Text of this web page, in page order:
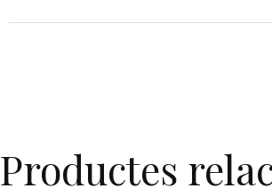
Productes